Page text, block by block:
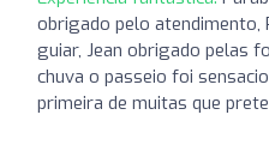
obrigado pelo atendimento,
guiar, Jean obrigado pelas
chuva o passeio foi
primeira de muitas que